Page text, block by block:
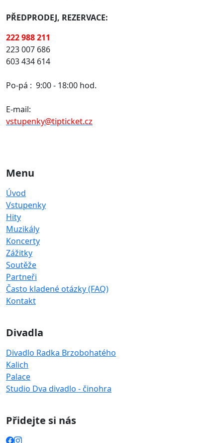
PŘEDPRODEJ, REZERVACE:
222 988 211
223 007 686
603 434 614
Po-pá : 9:00 - 18:00 hod.
E-mail:
vstupenky@tipticket.cz
Menu
Úvod
Vstupenky
Hity
Muzikály
Koncerty
Zážitky
Soutěže
Partneři
Často kladené otázky (FAQ)
Kontakt
Divadla
Divadlo Radka Brzobohatého
Kalich
Palace
Studio Dva divadlo - činohra
Přidejte si nás